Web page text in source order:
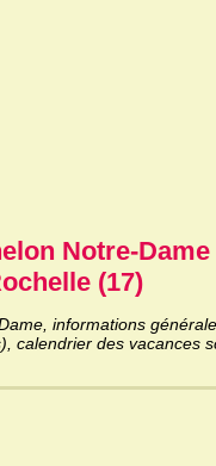
Notre-Dame
(17)
informations
calendrier des vacances